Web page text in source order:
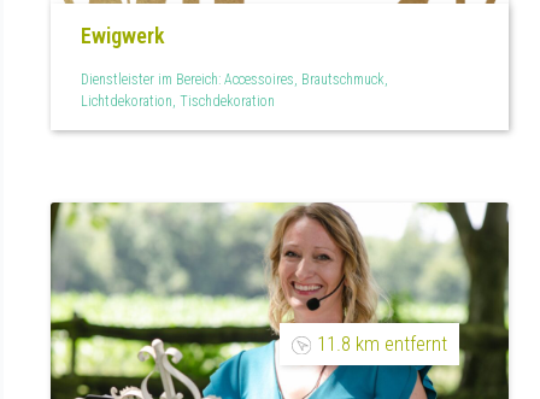
Ewigwerk
Dienstleister im Bereich: Accessoires, Brautschmuck,
Lichtdekoration, Tischdekoration
11.8 km entfernt